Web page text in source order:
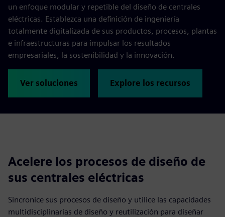
un enfoque modular y repetible del diseño de centrales
eléctricas. Establezca una definición de ingeniería
totalmente digitalizada de sus productos, procesos, plantas
e infraestructuras para impulsar los resultados
empresariales, la sostenibilidad y la innovación.
Ver soluciones Explore los recursos
Acelere los procesos de diseño de
sus centrales eléctricas
Sincronice sus procesos de diseño y utilice las capacidades
multidisciplinarias de diseño y reutilización para diseñar